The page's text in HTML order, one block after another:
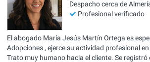
Despacho cerca de
Profesional verificado
El abogado María Jesús Martín Ortega es
Adopciones , ejerce su actividad profesional
Trato muy humano hacia el cliente. Se